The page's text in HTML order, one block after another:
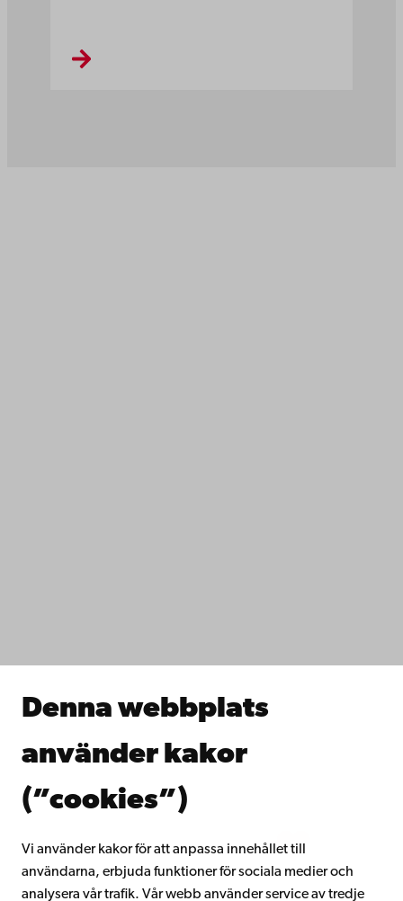
Denna webbplats
använder kakor
(”cookies”)
Vi använder kakor för att anpassa innehållet till
användarna, erbjuda funktioner för sociala medier och
analysera vår trafik. Vår webb använder service av tredje
Samarbeta med oss
Kontinuerligt lärande
Gå med i Åbo Akademis alumnnätverk
Intranätet
Facebook InstagramYouTube LinkedIn Blog Snapchat